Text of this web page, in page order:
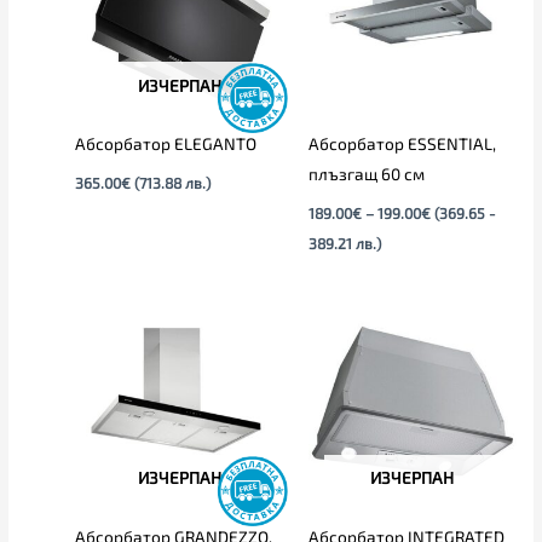
ИЗЧЕРПАН
Абсорбатор ELEGANTO
365.00€ (713.88 лв.)
Абсорбатор ESSENTIAL,
плъзгащ 60 см
189.00€ – 199.00€ (369.65 -
389.21 лв.)
ИЗЧЕРПАН
Абсорбатор GRANDEZZO,
ИЗЧЕРПАН
Абсорбатор INTEGRATED